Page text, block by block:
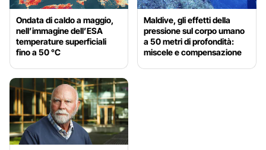
Ondata di caldo a maggio,
nell’immagine dell’ESA
temperature superficiali
fino a 50 °C
Maldive, gli effetti della
pressione sul corpo umano
a 50 metri di profondità:
miscele e compensazione